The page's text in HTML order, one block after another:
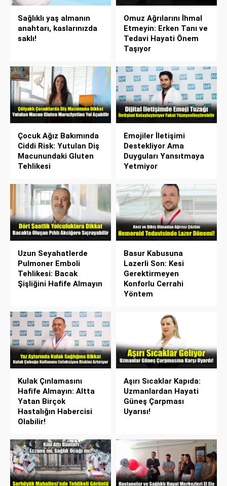
Sağlıklı yaş almanın
anahtarı, kaslarınızda
saklı!
Omuz Ağrılarını İhmal
Etmeyin: Erken Tanı ve
Tedavi Hayati Önem
Taşıyor
Çocuk Ağız Bakımında
Ciddi Risk: Yutulan Diş
Macunundaki Gluten
Tehlikesi
Emojiler İletişimi
Destekliyor Ama
Duyguları Yansıtmaya
Yetmiyor
Uzun Seyahatlerde
Pulmoner Emboli
Tehlikesi: Bacak
Şişliğini Hafife Almayın
Basur Kabusuna
Lazerli Son: Kesi
Gerektirmeyen
Konforlu Cerrahi
Yöntem
Kulak Çınlamasını
Hafife Almayın: Altta
Yatan Birçok
Hastalığın Habercisi
Olabilir!
Aşırı Sıcaklar Kapıda:
Uzmanlardan Hayati
Güneş Çarpması
Uyarısı!